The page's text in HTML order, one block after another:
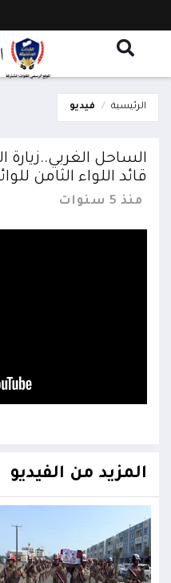
الرئيسية فيديو
الساحل
قائد اللواء الثامن
منذ 5 سنوات
المزيد من الفيديو